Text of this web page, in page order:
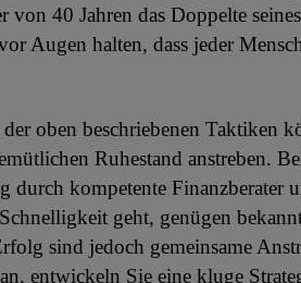
von 40 Jahren das Doppelte
Augen halten, dass jeder
oben beschriebenen Taktiken
Ruhestand anstreben.
durch kompetente Finanzberater
geht, genügen
sind jedoch gemeinsame
entwickeln Sie eine kluge